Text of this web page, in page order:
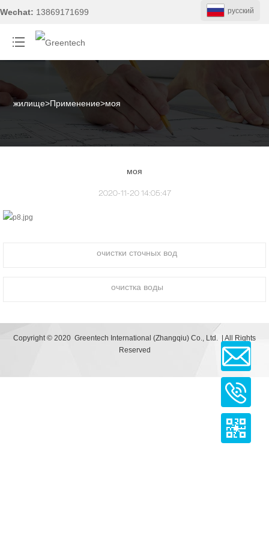
Wechat: 13869171699 pусский
жилище>Применение>моя
моя
2020-11-20 14:05:47
очистки сточных вод
очистка воды
Copyright © 2020 Greentech International (Zhangqiu) Co., Ltd. | All Rights
Reserved